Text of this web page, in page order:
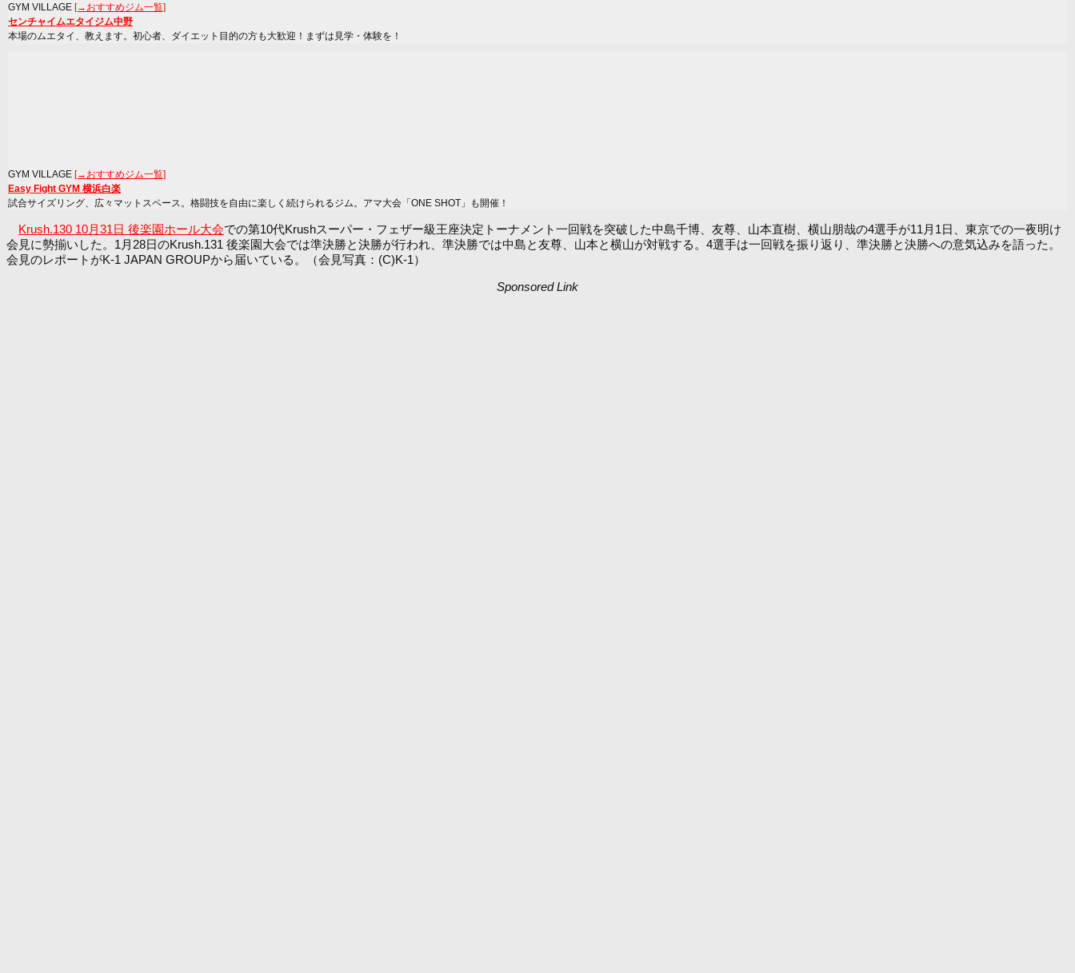
GYM VILLAGE [→おすすめジム一覧]
センチャイムエタイジム中野
本場のムエタイ、教えます。初心者、ダイエット目的の方も大歓迎！まずは見学・体験を！
GYM VILLAGE [→おすすめジム一覧]
Easy Fight GYM 横浜白楽
試合サイズリング、広々マットスペース。格闘技を自由に楽しく続けられるジム。アマ大会「ONE SHOT」も開催！
Krush.130 10月31日 後楽園ホール大会での第10代Krushスーパー・フェザー級王座決定トーナメント一回戦を突破した中島千博、友尊、山本直樹、横山朋哉の4選手が11月1日、東京での一夜明け
会見に勢揃いした。1月28日のKrush.131 後楽園大会では準決勝と決勝が行われ、準決勝では中島と友尊、山本と横山が対戦する。4選手は一回戦を振り返り、準決勝と決勝への意気込みを語った。
会見のレポートがK-1 JAPAN GROUPから届いている。（会見写真：(C)K-1）
Sponsored Link